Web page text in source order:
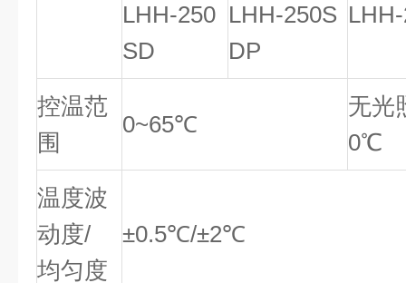
LHH-250
SD
LHH-250S
DP
控温范
围
0~65℃
无光
0℃
温度波
动度/
均匀度
±0.5℃/±2℃